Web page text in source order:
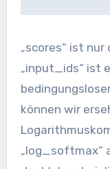
„scores“ ist nur
„input_ids“ ist
können wir
„log_softmax“